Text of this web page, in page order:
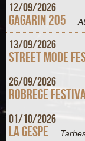
12/09/2026
Gagarin 205
13/09/2026
Street Mode
26/09/2026
Robrege
01/10/2026
La Gespe